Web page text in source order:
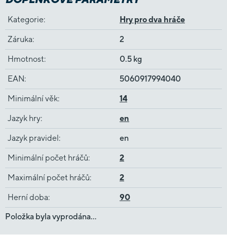
Kategorie: Hry pro dva hráče
Záruka: 2
Hmotnost: 0.5 kg
EAN: 5060917994040
Minimální věk: 14
Jazyk hry: en
Jazyk pravidel : en
Minimální počet hráčů: 2
Maximální počet hráčů: 2
Herní doba:
90
Položka byla vyprodána…